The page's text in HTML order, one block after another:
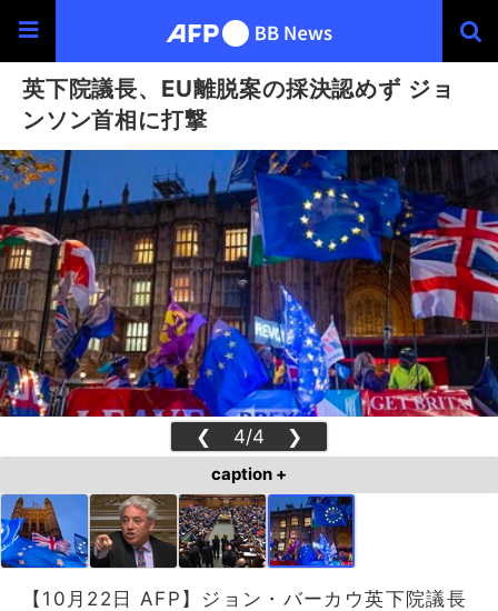
英下院議長、EU離脱案の採決認めず ジョ
ンソン首相に打撃
❮ 4/4 ❯
caption +
【10月22日 AFP】ジョン・バーカウ英下院議長